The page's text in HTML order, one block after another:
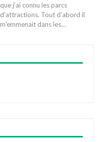
que j’ai connu les parcs
d’attractions. Tout d'abord il
m'emmenait dans les…